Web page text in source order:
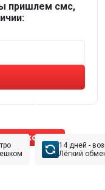
пришлем смс,
эксперту
14 дней -
Лёгкий